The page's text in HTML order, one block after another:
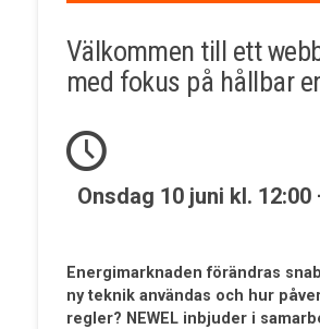
Välkommen till ett
med fokus på hållbar
Onsdag 10 juni kl. 12:00
Energimarknaden förändras
ny teknik användas och hur
regler? NEWEL inbjuder i